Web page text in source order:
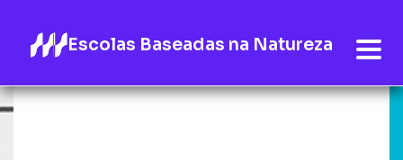
Escolas Baseadas na Natureza